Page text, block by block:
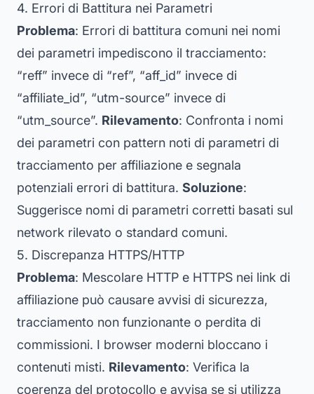
4. Errori di Battitura nei Parametri
Problema: Errori di battitura comuni nei nomi
dei parametri impediscono il tracciamento:
“reff” invece di “ref”, “aff_id” invece di
“affiliate_id”, “utm-source” invece di
“utm_source”. Rilevamento: Confronta i nomi
dei parametri con pattern noti di parametri di
tracciamento per affiliazione e segnala
potenziali errori di battitura. Soluzione:
Suggerisce nomi di parametri corretti basati sul
network rilevato o standard comuni.
5. Discrepanza HTTPS/HTTP
Problema: Mescolare HTTP e HTTPS nei link di
affiliazione può causare avvisi di sicurezza,
tracciamento non funzionante o perdita di
commissioni. I browser moderni bloccano i
contenuti misti. Rilevamento: Verifica la
coerenza del protocollo e avvisa se si utilizza